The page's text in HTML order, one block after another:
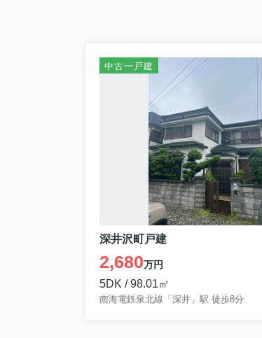
中古一戸建
深井沢町戸建
2,680万円
5DK / 98.01㎡
南海電鉄泉北線「深井」駅 徒歩8分